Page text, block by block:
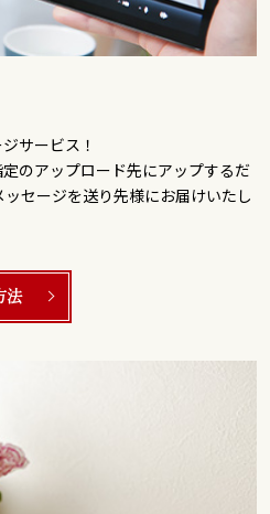
サービス！
のアップロード先にアップするだ
セージを送り先様にお届けいたし
法